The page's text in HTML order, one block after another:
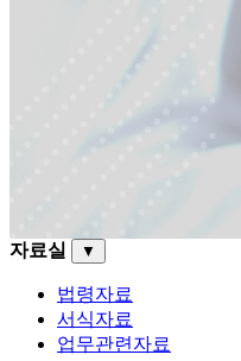
자료실 ▼
법령자료
서식자료
업무관련자료